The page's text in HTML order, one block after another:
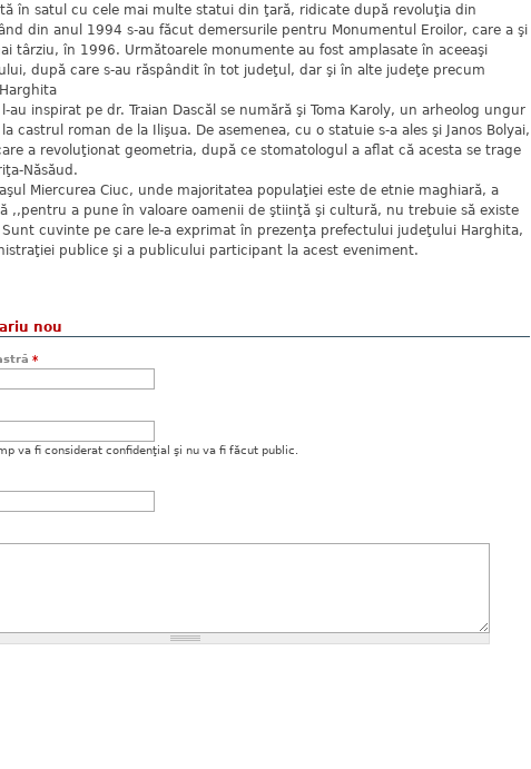
în satul cu cele mai multe statui din ţară, ridicate după revoluţia din
din anul 1994 s-au făcut demersurile pentru Monumentul Eroilor, care a şi
târziu, în 1996. Următoarele monumente au fost amplasate în aceeaşi
după care s-au răspândit în tot judeţul, dar şi în alte judeţe precum
au inspirat pe dr. Traian Dascăl se numără şi Toma Karoly, un arheolog ungur
castrul roman de la Ilişua. De asemenea, cu o statuie s-a ales şi Janos Bolyai,
a revoluţionat geometria, după ce stomatologul a aflat că acesta se trage
Năsăud.
Miercurea Ciuc, unde majoritatea populaţiei este de etnie maghiară, a
,,pentru a pune în valoare oamenii de ştiinţă şi cultură, nu trebuie să existe
Sunt cuvinte pe care le-a exprimat în prezenţa prefectului judeţului Harghita,
publice şi a publicului participant la acest eveniment.
nou
*
va fi considerat confidenţial şi nu va fi făcut public.